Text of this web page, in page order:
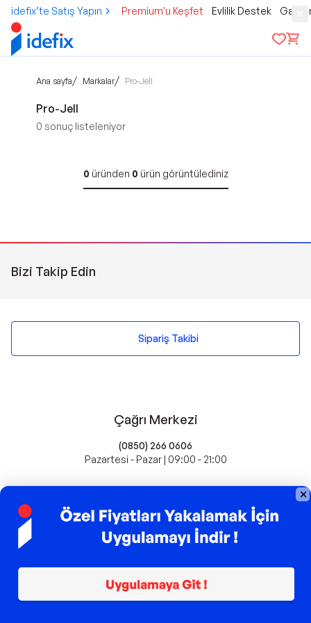
idefix’te Satış Yapın Premium'u Keşfet Evlilik Destek
Ana sayfa/ Markalar/ Pro-Jell
Pro-Jell
0 sonuç listeleniyor
0 üründen 0 ürün görüntülediniz
Bizi Takip Edin
Popüler Markalar
Farmasi
Xiaomi
Lavazza
Fashcolle
Pro Plan
Sipariş Takibi
Çağrı Merkezi
(0850) 266 0606
Pazartesi - Pazar | 09:00 - 21:00